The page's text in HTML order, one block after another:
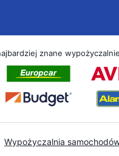
znane wypożyczalnie
Wypożyczalnia